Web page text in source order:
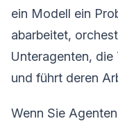
ein Modell ein
abarbeitet,
Unteragenten, die
und führt deren
Wenn Sie